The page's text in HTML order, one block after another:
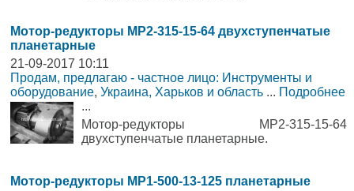
Мотор-редукторы МР2-315-15-64 двухступенчатые
планетарные
21-09-2017 10:11
Продам, предлагаю - частное лицо: Инструменты и
оборудование, Украина, Харьков и область ... Подробнее
...
Мотор-редукторы МР2-315-15-64
двухступенчатые планетарные.
Мотор-редукторы МР1-500-13-125 планетарные